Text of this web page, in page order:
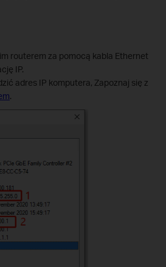
routerem za pomocą kabla Ethernet
IP.
adres IP komputera, Zapoznaj się z
.